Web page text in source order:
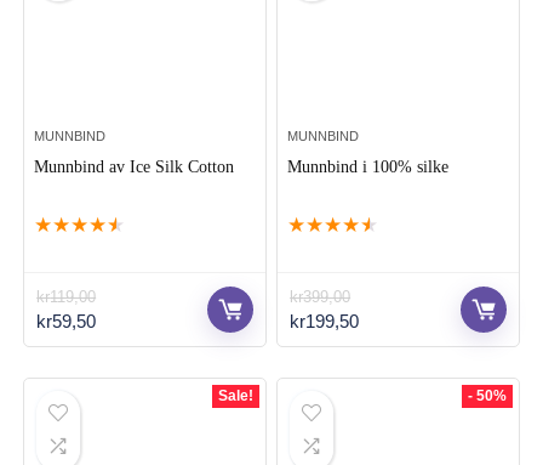
MUNNBIND
Munnbind av Ice Silk Cotton
★★★★★
kr119,00
Opprinnelig
pris
kr59,50Nåværende
pris
MUNNBIND
Munnbind i 100% silke
★★★★★
kr399,00
Opprinnelig
pris
kr199,50Nåværende
pris
Sale! - 50%